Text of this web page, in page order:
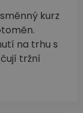
kurz
na trhu s
tržní